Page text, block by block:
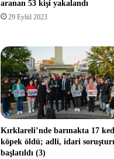
aranan 53 kişi yakalandı
29 Eylül 2023
Kırklareli’nde barınakta 17
köpek öldü; adli, idari
başlatıldı (3)